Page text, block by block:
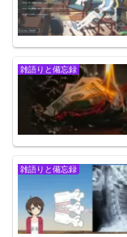
雑語りと備忘録
雑語りと備忘録